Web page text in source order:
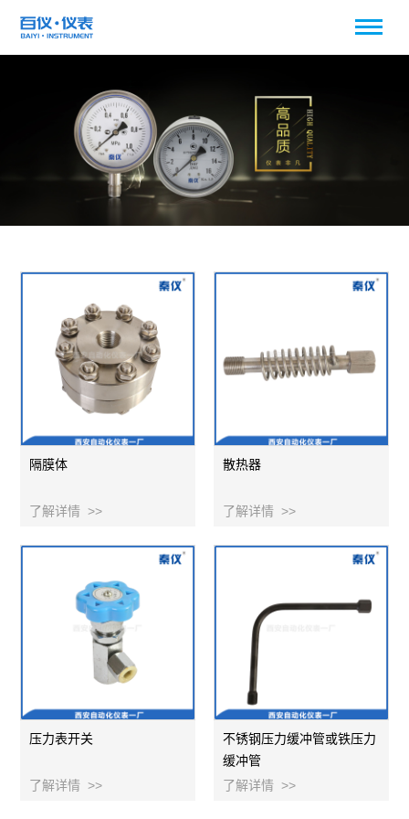
隔膜体
了解详情 >>
散热器
了解详情 >>
压力表开关
了解详情 >>
不锈钢压力缓冲管或铁压力
缓冲管
了解详情 >>